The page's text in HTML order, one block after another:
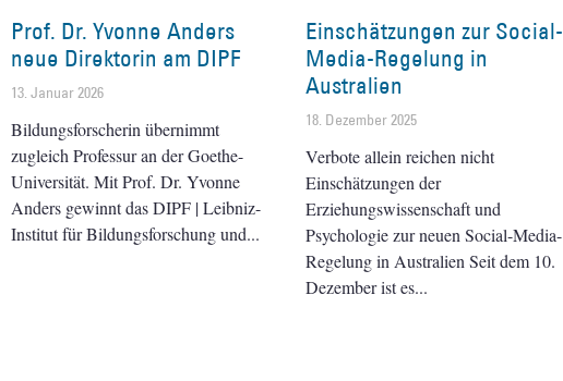
Prof. Dr. Yvonne Anders
neue Direktorin am DIPF
13. Januar 2026
Bildungsforscherin übernimmt
zugleich Professur an der Goethe-
Universität. Mit Prof. Dr. Yvonne
Anders gewinnt das DIPF | Leibniz-
Institut für Bildungsforschung und
Einschätzungen zur Social-
Media-Regelung in
Australien
18. Dezember 2025
Verbote allein reichen nicht
Einschätzungen der
Erziehungswissenschaft und
Psychologie zur neuen Social-Media-
Regelung in Australien Seit dem 10.
Dezember ist es